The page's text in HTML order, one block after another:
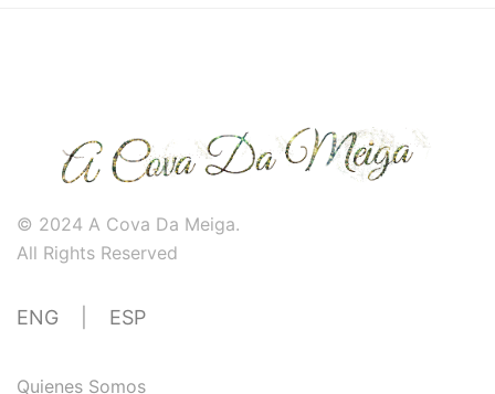
© 2024 A Cova Da Meiga.
All Rights Reserved
ENG ESP
Quienes Somos